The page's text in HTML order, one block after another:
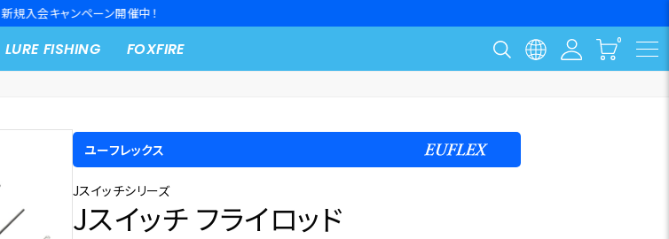
新規入会キャンペーン開催中！
LURE FISHING FOXFIRE
ユーフレックス
Jスイッチシリーズ
Jスイッチ フライロッド